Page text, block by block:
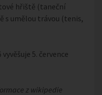
hřiště (taneční
s umělou trávou (tenis,
5. července
z wikipedie